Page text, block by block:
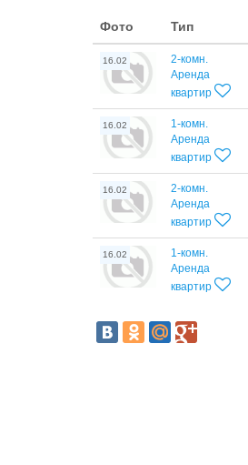
Фото Тип
16.02
2-комн.
Аренда
квартир
16.02
1-комн.
Аренда
квартир
16.02
2-комн.
Аренда
квартир
16.02
1-комн.
Аренда
квартир